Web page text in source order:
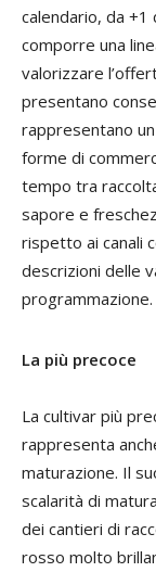
calendario, da +1
comporre una
valorizzare
presentano
rappresentano
forme di
tempo tra
sapore e
rispetto ai canali
descrizioni delle
programmazione.
La più precoce
La cultivar più
rappresenta
maturazione. Il
scalarità di
dei cantieri di
rosso molto